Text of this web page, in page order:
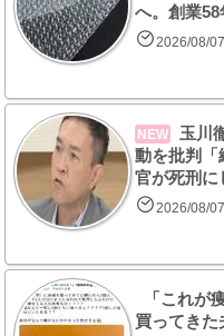
へ。創業58
2026/08/
NEW
玉川
動を批判「
官が死刑に
2026/08/
「これが
買ってき